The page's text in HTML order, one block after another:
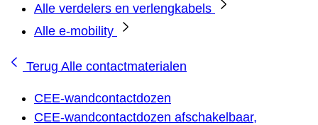
Alle verdelers en verlengkabels
Alle e-mobility
Terug Alle contactmaterialen
CEE-wandcontactdozen
CEE-wandcontactdozen afschakelbaar,